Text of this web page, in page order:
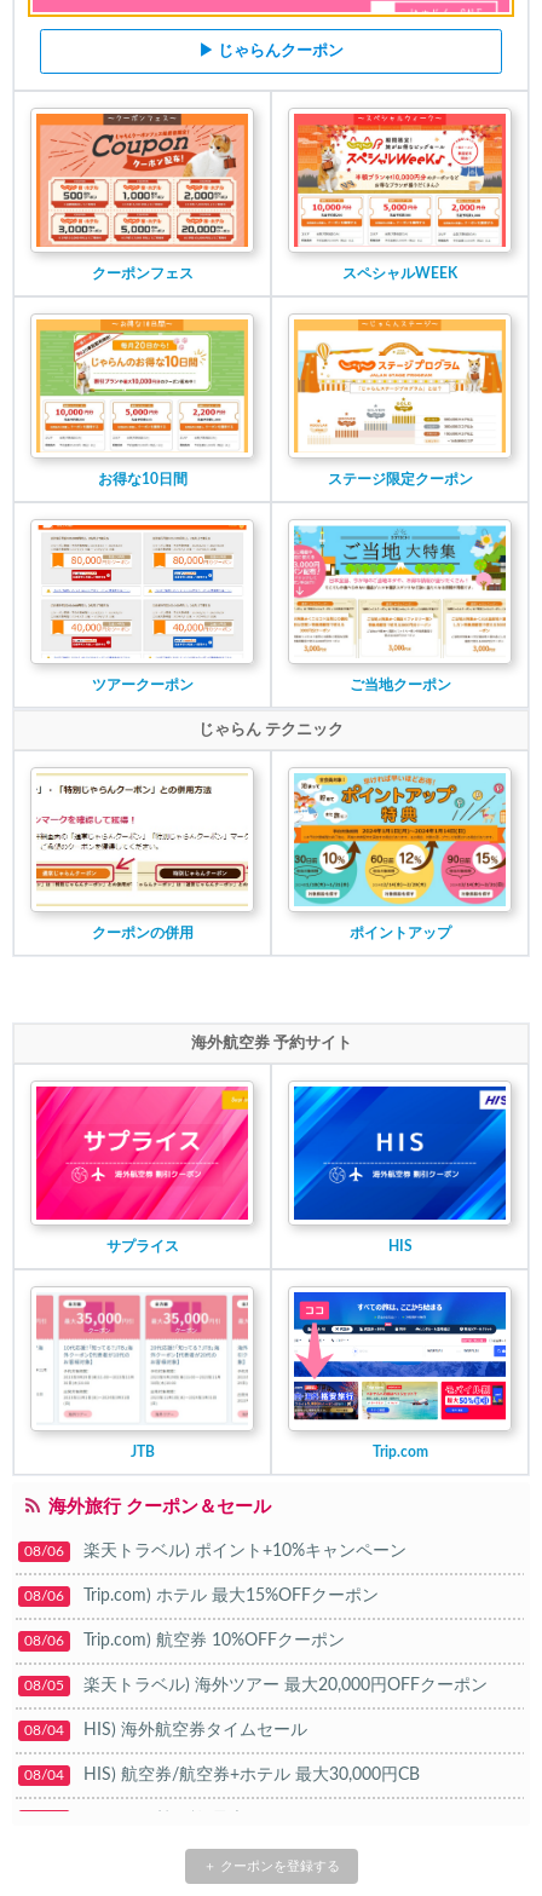
▶ じゃらんクーポン
クーポンフェス スペシャルWEEK
お得な10日間 ステージ限定クーポン
ツアークーポン ご当地クーポン
じゃらん テクニック
クーポンの併用 ポイントアップ
海外航空券 予約サイト
サプライス HIS
JTB Trip.com
海外旅行 クーポン＆セール
08/06 楽天トラベル) ポイント+10%キャンペーン
08/06 Trip.com) ホテル 最大15%OFFクーポン
08/06 Trip.com) 航空券 10%OFFクーポン
08/05 楽天トラベル) 海外ツアー 最大20,000円OFFクーポン
08/04 HIS) 海外航空券タイムセール
08/04 HIS) 航空券/航空券+ホテル 最大30,000円CB
Trip.com) 海外ホテル2%OFFクーポン TRIP1
＋ クーポンを登録する